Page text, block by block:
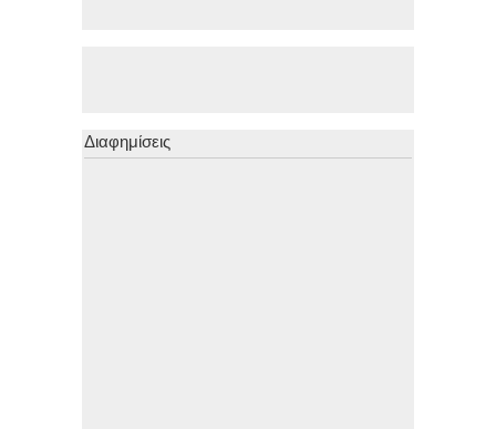
Διαφημίσεις